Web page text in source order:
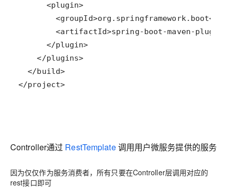
Controller通过 RestTemplate调用用户微服务提供的服务
因为仅仅作为服务消费者，所有只要在Controller层调用对应的
rest接口即可